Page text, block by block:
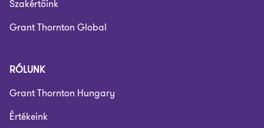
Szakértőink
Grant Thornton Global
RÓLUNK
Grant Thornton Hungary
Értékeink